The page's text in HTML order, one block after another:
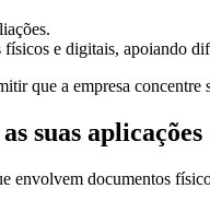
e digitais, apoiando
que a empresa concentre
suas aplicações
documentos